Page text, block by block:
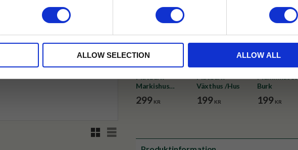
ALLOW SELECTION ALLOW ALL
RutnätsvyListvy
Plåtburk
Markishus
Bakery & Teas
Stor
299 KR
Plåtburk
Växthus /Hus
199 KR
Muminhuset
Burk
199 KR
Rabatten fungerar endast
med andra erbjudanden.